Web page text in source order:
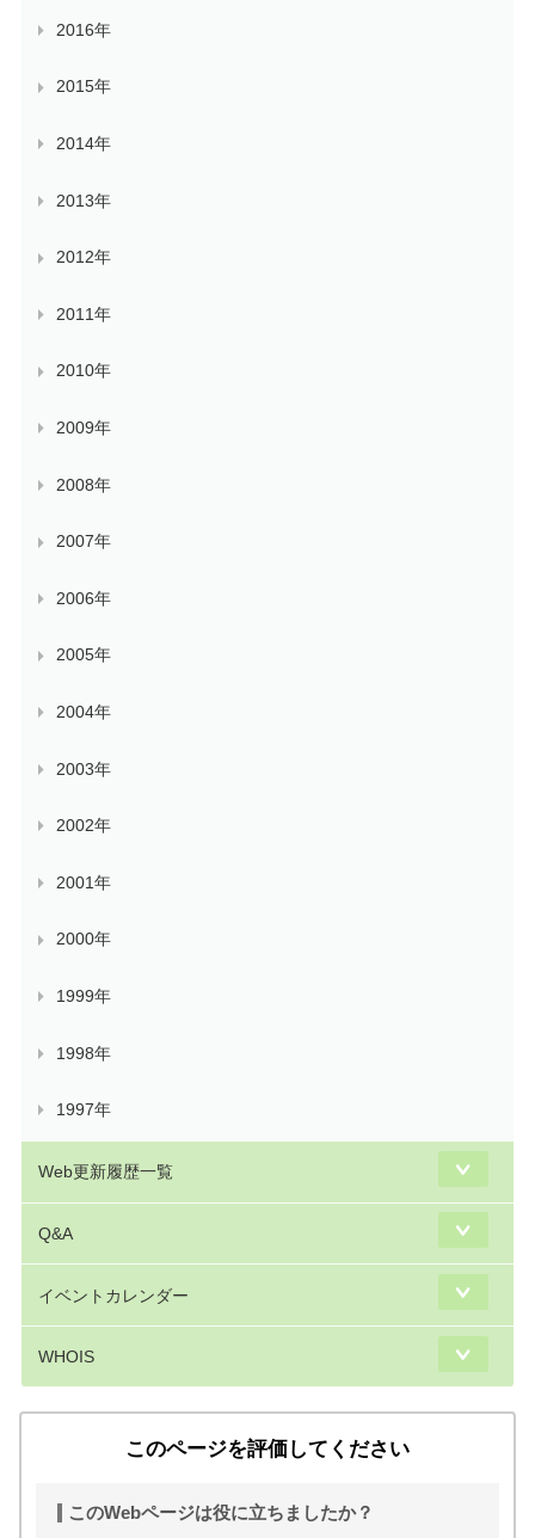
2016年
2015年
2014年
2013年
2012年
2011年
2010年
2009年
2008年
2007年
2006年
2005年
2004年
2003年
2002年
2001年
2000年
1999年
1998年
1997年
Web更新履歴一覧
Q&A
イベントカレンダー
WHOIS
このページを評価してください
このWebページは役に立ちましたか？